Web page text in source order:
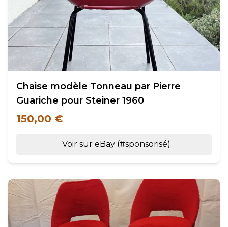
Chaise modèle Tonneau par Pierre
Guariche pour Steiner 1960
150,00 €
Voir sur eBay (#sponsorisé)